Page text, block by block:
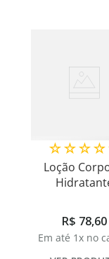
☆☆☆☆
Loção
Diário
R$ 78,60
Em até 1x no